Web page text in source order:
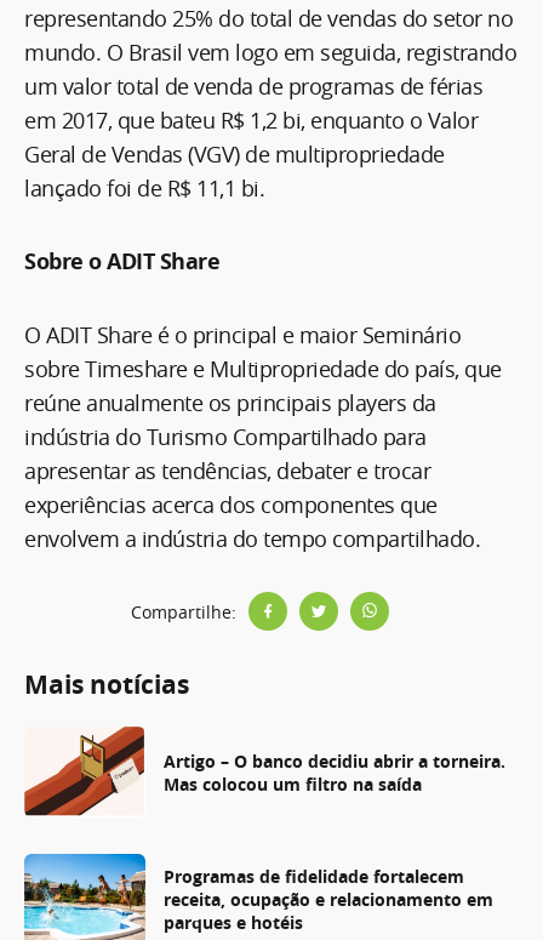
representando 25% do total de vendas do setor no
mundo. O Brasil vem logo em seguida, registrando
um valor total de venda de programas de férias
em 2017, que bateu R$ 1,2 bi, enquanto o Valor
Geral de Vendas (VGV) de multipropriedade
lançado foi de R$ 11,1 bi.
Sobre o ADIT Share
O ADIT Share é o principal e maior Seminário
sobre Timeshare e Multipropriedade do país, que
reúne anualmente os principais players da
indústria do Turismo Compartilhado para
apresentar as tendências, debater e trocar
experiências acerca dos componentes que
envolvem a indústria do tempo compartilhado.
Compartilhe:
Mais notícias
Artigo – O banco decidiu abrir a torneira.
Mas colocou um filtro na saída
Programas de fidelidade fortalecem
receita, ocupação e relacionamento em
parques e hotéis